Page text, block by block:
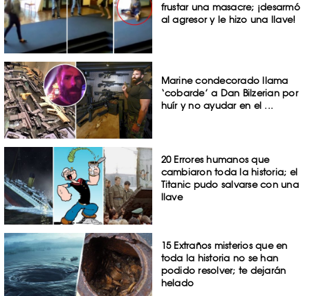
frustar una masacre; ¡desarmó
al agresor y le hizo una llave!
Marine condecorado llama
‘cobarde’ a Dan Bilzerian por
huír y no ayudar en el ...
20 Errores humanos que
cambiaron toda la historia; el
Titanic pudo salvarse con una
llave
15 Extraños misterios que en
toda la historia no se han
podido resolver; te dejarán
helado